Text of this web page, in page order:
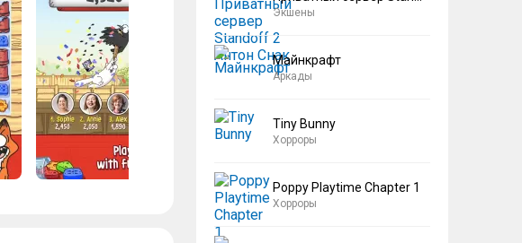
Экшены
Майнкрафт
Аркады
Tiny Bunny
Хорроры
Poppy Playtime Chapter 1
Хорроры